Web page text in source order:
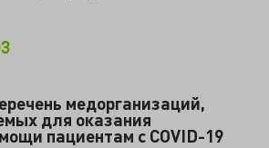
медорганизаций,
для оказания
пациентам с COVID-19